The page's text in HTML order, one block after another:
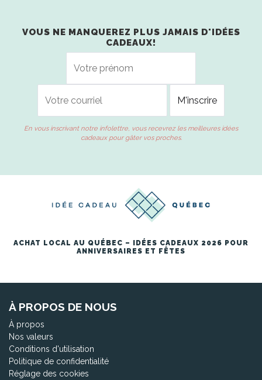
VOUS NE MANQUEREZ PLUS JAMAIS D'IDÉES
CADEAUX!
En vous inscrivant notre infolettre, vous recevrez les meilleures idées
cadeaux pour gâter vos proches.
ACHAT LOCAL AU QUÉBEC – IDÉES CADEAUX 2026 POUR
ANNIVERSAIRES ET FÊTES
À PROPOS DE NOUS
À propos
Nos valeurs
Conditions d'utilisation
Politique de confidentialité
Réglage des cookies